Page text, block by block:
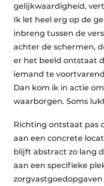
gelijkwaardigheid,
Ik let heel erg op de
inbreng tussen de
achter de schermen,
er het beeld ontstaat
iemand te
Dan kom ik in actie
waarborgen. Soms
Richting ontstaat pas
aan een concrete
blijft abstract zo lang
aan een specifieke